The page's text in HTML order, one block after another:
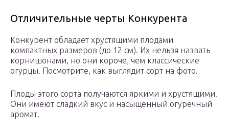
Отличительные черты Конкурента
Конкурент обладает хрустящими плодами
компактных размеров (до 12 см). Их нельзя назвать
корнишонами, но они короче, чем классические
огурцы. Посмотрите, как выглядит сорт на фото.
Плоды этого сорта получаются яркими и хрустящими.
Они имеют сладкий вкус и насыщенный огуречный
аромат.